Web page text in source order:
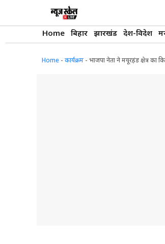
Home बिहार झारखंड देश-विदेश
Home - कार्यक्रम - भाजपा नेता ने मयूरहंड क्षेत्र का